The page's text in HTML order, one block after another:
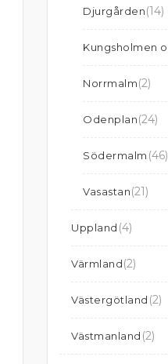
Djurgården(14)
Kungsholmen
Norrmalm(2)
Odenplan(24)
Södermalm (46)
Vasastan(21)
Uppland (4)
Värmland(2)
Västergötland (2)
Västmanland (2)